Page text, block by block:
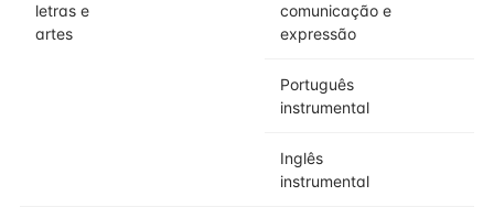
letras e
artes
comunicação e
expressão
Português
instrumental
Inglês
instrumental